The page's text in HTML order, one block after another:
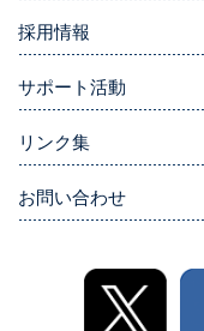
採用情報
サポート活動
リンク集
お問い合わせ